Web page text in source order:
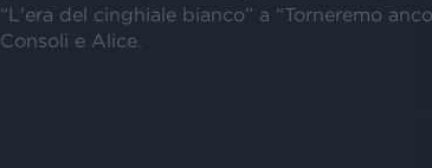
“L'era del cinghiale bianco” a “Torneremo
Consoli e Alice.